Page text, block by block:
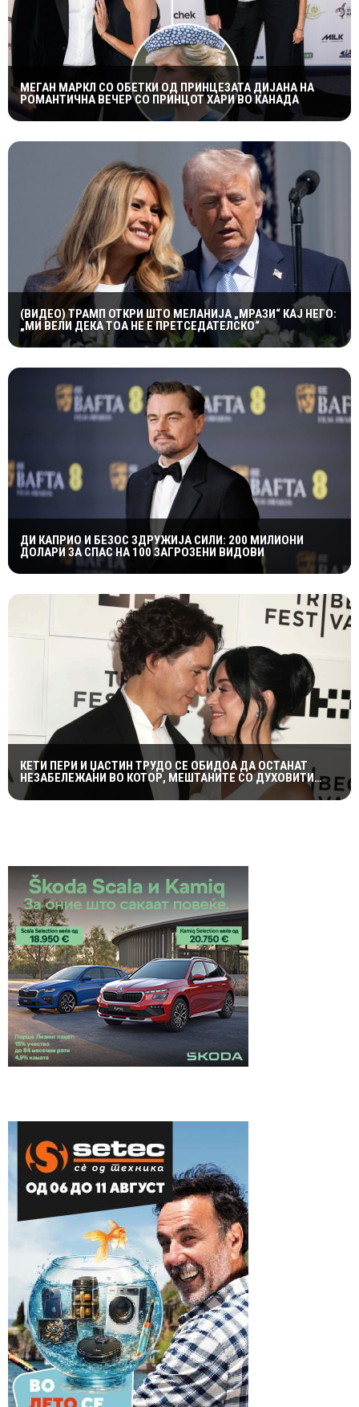
МЕГАН МАРКЛ СО ОБЕТКИ ОД ПРИНЦЕЗАТА ДИЈАНА НА
РОМАНТИЧНА ВЕЧЕР СО ПРИНЦОТ ХАРИ ВО КАНАДА
(ВИДЕО) ТРАМП ОТКРИ ШТО МЕЛАНИЈА „МРАЗИ“ КАЈ НЕГО:
„МИ ВЕЛИ ДЕКА ТОА НЕ Е ПРЕТСЕДАТЕЛСКО“
ДИ КАПРИО И БЕЗОС ЗДРУЖИЈА СИЛИ: 200 МИЛИОНИ
ДОЛАРИ ЗА СПАС НА 100 ЗАГРОЗЕНИ ВИДОВИ
КЕТИ ПЕРИ И ЏАСТИН ТРУДО СЕ ОБИДОА ДА ОСТАНАТ
НЕЗАБЕЛЕЖАНИ ВО КОТОР, МЕШТАНИТЕ СО ДУХОВИТИ
РЕАКЦИИ: „НИКОЈ НЕ БИ ГИ ПРЕПОЗНАЛ“